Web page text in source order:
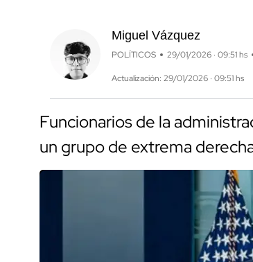
Miguel Vázquez
POLÍTICOS 29/01/2026 · 09:51 hs
Actualización: 29/01/2026 · 09:51 hs
Funcionarios de la
un grupo de extrema